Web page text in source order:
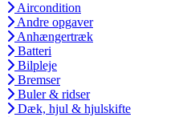
Aircondition
Andre opgaver
Anhængertræk
Batteri
Bilpleje
Bremser
Buler & ridser
Dæk, hjul & hjulskifte